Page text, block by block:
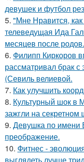
девушек и футбол
5. "Мне Нравится,
телеведущая Ида
месяцев после родов.
6. Филипп Киркоров
рассматривал брак с
(Севиль велиевой.
7. Как улучшить
8. Культурный шок в
зажгли на секретном
9. Девушка по имени
преображение.
10. Фитнес -